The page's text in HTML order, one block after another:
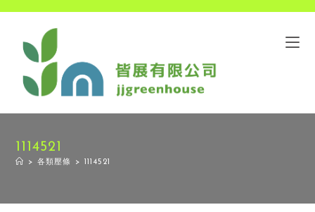
1114521
> 各類壓條 > 1114521